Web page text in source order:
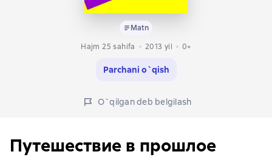
Matn
Hajm 25 sahifa
2013 yil 0+
Parchani o`qish
O`qilgan deb belgilash
Путешествие в прошлое